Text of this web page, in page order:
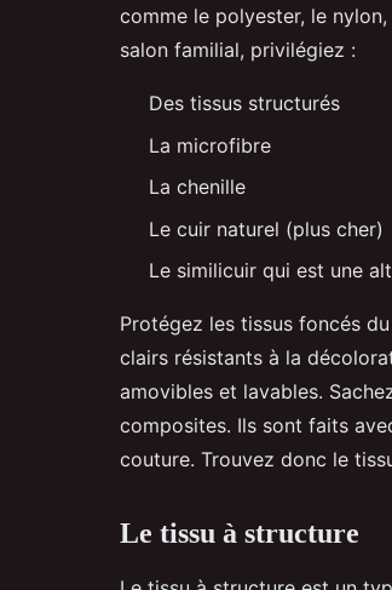
comme le polyester, le
salon familial, privilégiez :
Des tissus structurés
La microfibre
La chenille
Le cuir naturel (plus cher)
Le similicuir qui est une
Protégez les tissus foncés
clairs résistants à la
amovibles et lavables.
composites. Ils sont faits
couture. Trouvez donc le
Le tissu à structure